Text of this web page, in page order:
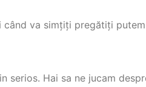
va simțiți pregătiți
serios. Hai sa ne jucam